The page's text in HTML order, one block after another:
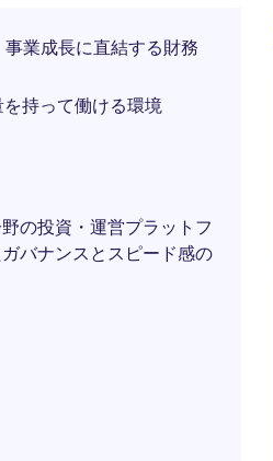
業成長に直結する財務
持って働ける環境
の投資・運営プラットフ
バナンスとスピード感の